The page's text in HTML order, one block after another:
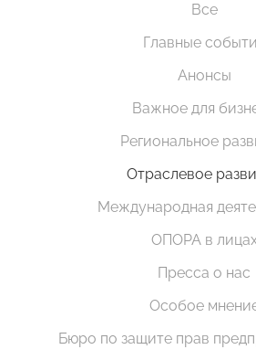
Все
Главные
Анонсы
Важное для
Региональное
Отраслевое
Международная
ОПОРА в
Пресса о нас
Особое
Бюро по защите прав